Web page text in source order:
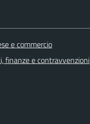
e commercio
finanze e contravvenzioni